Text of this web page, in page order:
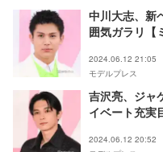
中川大志、新
囲気ガラリ【
2024.06.12 21:05
モデルプレス
吉沢亮、ジャ
イベート充実
2024.06.12 20:52